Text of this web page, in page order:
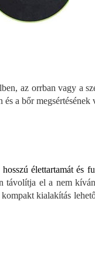
az orrban vagy a
a bőr megsértésének
élettartamát és
távolítja el a nem
kialakítás